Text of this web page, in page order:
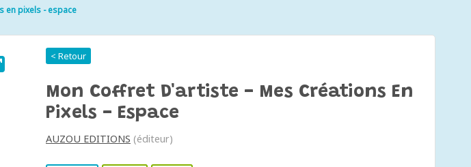
en pixels - espace
< Retour
Mon Coffret D'artiste - Mes Créations En
Pixels - Espace
AUZOU EDITIONS (éditeur)